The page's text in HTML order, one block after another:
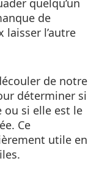
de
laisser l’autre
de notre
déterminer si
si elle est le
Ce
utile en